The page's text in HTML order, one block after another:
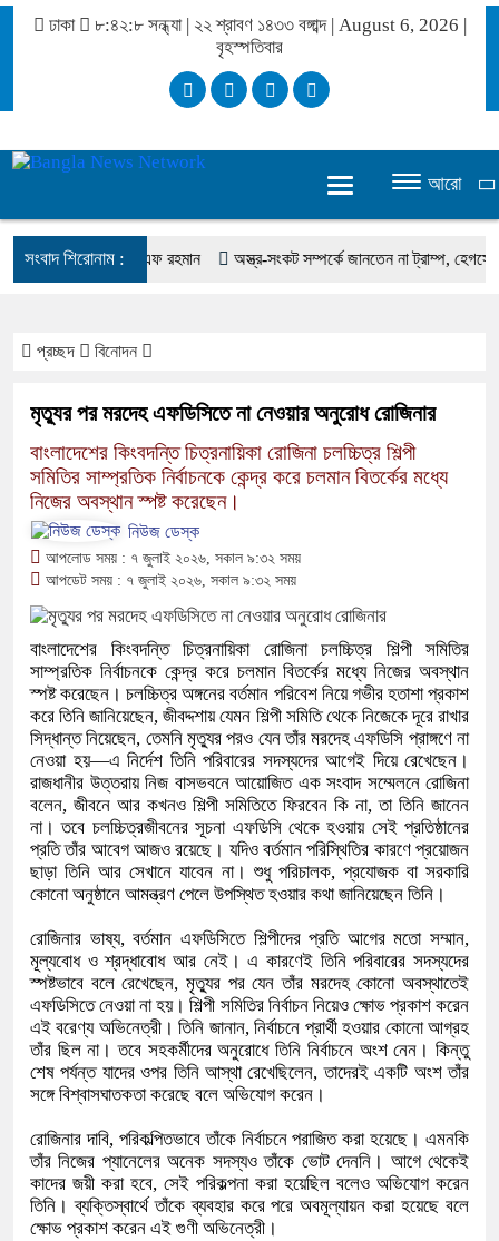
ঢাকা ৮:৪২:৮ সন্ধ্যা| ২২ শ্রাবণ ১৪৩৩ বঙ্গাব্দ | August 6, 2026 |
বৃহস্পতিবার
আরো
সংবাদ শিরোনাম :
সালমান এফ রহমান অস্ত্র-সংকট সম্পর্কে জানতেন না ট্রাম্প, হেগসেথের
প্রচ্ছদ বিনোদন
মৃত্যুর পর মরদেহ এফডিসিতে না নেওয়ার অনুরোধ রোজিনার
বাংলাদেশের কিংবদন্তি চিত্রনায়িকা রোজিনা চলচ্চিত্র শিল্পী
সমিতির সাম্প্রতিক নির্বাচনকে কেন্দ্র করে চলমান বিতর্কের মধ্যে
নিজের অবস্থান স্পষ্ট করেছেন।
নিউজ ডেস্ক
আপলোড সময় : ৭ জুলাই ২০২৬, সকাল ৯:৩২ সময়
আপডেট সময় : ৭ জুলাই ২০২৬, সকাল ৯:৩২ সময়
বাংলাদেশের কিংবদন্তি চিত্রনায়িকা রোজিনা চলচ্চিত্র শিল্পী সমিতির
সাম্প্রতিক নির্বাচনকে কেন্দ্র করে চলমান বিতর্কের মধ্যে নিজের অবস্থান
স্পষ্ট করেছেন। চলচ্চিত্র অঙ্গনের বর্তমান পরিবেশ নিয়ে গভীর হতাশা প্রকাশ
করে তিনি জানিয়েছেন, জীবদ্দশায় যেমন শিল্পী সমিতি থেকে নিজেকে দূরে রাখার
সিদ্ধান্ত নিয়েছেন, তেমনি মৃত্যুর পরও যেন তাঁর মরদেহ এফডিসি প্রাঙ্গণে না
নেওয়া হয়—এ নির্দেশ তিনি পরিবারের সদস্যদের আগেই দিয়ে রেখেছেন।
রাজধানীর উত্তরায় নিজ বাসভবনে আয়োজিত এক সংবাদ সম্মেলনে রোজিনা
বলেন, জীবনে আর কখনও শিল্পী সমিতিতে ফিরবেন কি না, তা তিনি জানেন
না। তবে চলচ্চিত্রজীবনের সূচনা এফডিসি থেকে হওয়ায় সেই প্রতিষ্ঠানের
প্রতি তাঁর আবেগ আজও রয়েছে। যদিও বর্তমান পরিস্থিতির কারণে প্রয়োজন
ছাড়া তিনি আর সেখানে যাবেন না। শুধু পরিচালক, প্রযোজক বা সরকারি
কোনো অনুষ্ঠানে আমন্ত্রণ পেলে উপস্থিত হওয়ার কথা জানিয়েছেন তিনি।
রোজিনার ভাষ্য, বর্তমান এফডিসিতে শিল্পীদের প্রতি আগের মতো সম্মান,
মূল্যবোধ ও শ্রদ্ধাবোধ আর নেই। এ কারণেই তিনি পরিবারের সদস্যদের
স্পষ্টভাবে বলে রেখেছেন, মৃত্যুর পর যেন তাঁর মরদেহ কোনো অবস্থাতেই
এফডিসিতে নেওয়া না হয়। শিল্পী সমিতির নির্বাচন নিয়েও ক্ষোভ প্রকাশ করেন
এই বরেণ্য অভিনেত্রী। তিনি জানান, নির্বাচনে প্রার্থী হওয়ার কোনো আগ্রহ
তাঁর ছিল না। তবে সহকর্মীদের অনুরোধে তিনি নির্বাচনে অংশ নেন। কিন্তু
শেষ পর্যন্ত যাদের ওপর তিনি আস্থা রেখেছিলেন, তাদেরই একটি অংশ তাঁর
সঙ্গে বিশ্বাসঘাতকতা করেছে বলে অভিযোগ করেন।
রোজিনার দাবি, পরিকল্পিতভাবে তাঁকে নির্বাচনে পরাজিত করা হয়েছে। এমনকি
তাঁর নিজের প্যানেলের অনেক সদস্যও তাঁকে ভোট দেননি। আগে থেকেই
কাদের জয়ী করা হবে, সেই পরিকল্পনা করা হয়েছিল বলেও অভিযোগ করেন
তিনি। ব্যক্তিস্বার্থে তাঁকে ব্যবহার করে পরে অবমূল্যায়ন করা হয়েছে বলে
ক্ষোভ প্রকাশ করেন এই গুণী অভিনেত্রী।